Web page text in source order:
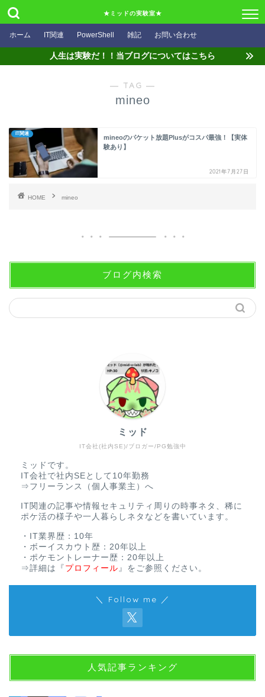
★ミッドの実験室★
ホーム IT関連 PowerShell 雑記 お問い合わせ
人生は実験だ！！当ブログについてはこちら
― TAG ―
mineo
IT関連
mineoのパケット放題Plusがコスパ最強！【実体
験あり】
2021年7月27日
HOME mineo
ブログ内検索
IT会社(社内SE)/ブロガー/PG勉強中
ミッド
ミッドです。
IT会社で社内SEとして10年勤務
⇒フリーランス（個人事業主）へ
IT関連の記事や情報セキュリティ周りの時事ネタ、稀に
ポケ活の様子や一人暮らしネタなどを書いています。
・IT業界歴：10年
・ボーイスカウト歴：20年以上
・ポケモントレーナー歴：20年以上
⇒詳細は
『 プロフィール 』 をご参照ください。
＼ Follow me ／
人気記事ランキング